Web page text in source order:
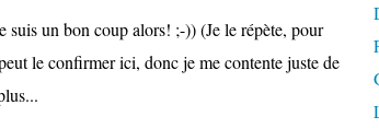
suis un bon coup alors! ;-)) (Je le répète, pour
le confirmer ici, donc je me contente juste de